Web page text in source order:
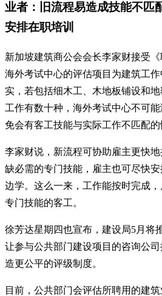
业者：旧流程易造成技能不匹
安排在职培训
新加坡建筑商公会会长李家财接受《
海外考试中心的评估项目为建筑工
实，若包括细木工、木地板铺设和
工作有数十种，海外考试中心不可
免会有客工技能与实际工作不匹配的
李家财说，新流程可协助雇主更快
缺必需的专门技能，雇主也可尽快
边学。这么一来，工作能按时完成
专门技能的客工。
徐芳达星期四也宣布，建设局5月将
让参与公共部门建设项目的咨询公
造更公平的评级制度。
目前，公共部门会评估所聘用的建